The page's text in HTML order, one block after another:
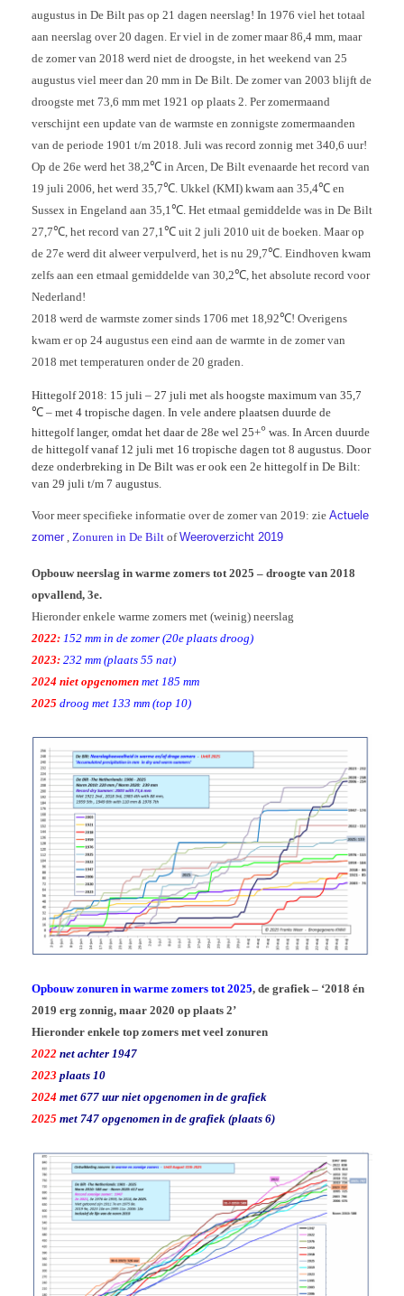
augustus in De Bilt pas op 21 dagen neerslag! In 1976 viel het totaal
aan neerslag over 20 dagen. Er viel in de zomer maar 86,4 mm, maar
de zomer van 2018 werd niet de droogste, in het weekend van 25
augustus viel meer dan 20 mm in De Bilt. De zomer van 2003 blijft de
droogste met 73,6 mm met 1921 op plaats 2. Per zomermaand
verschijnt een update van de warmste en zonnigste zomermaanden
van de periode 1901 t/m 2018. Juli was record zonnig met 340,6 uur!
Op de 26e werd het 38,2℃ in Arcen, De Bilt evenaarde het record van
19 juli 2006, het werd 35,7℃. Ukkel (KMI) kwam aan 35,4℃ en
Sussex in Engeland aan 35,1℃. Het etmaal gemiddelde was in De Bilt
27,7℃, het record van 27,1℃ uit 2 juli 2010 uit de boeken. Maar op
de 27e werd dit alweer verpulverd, het is nu 29,7℃. Eindhoven kwam
zelfs aan een etmaal gemiddelde van 30,2℃, het absolute record voor
Nederland!
2018 werd de warmste zomer sinds 1706 met 18,92℃! Overigens
kwam er op 24 augustus een eind aan de warmte in de zomer van
2018 met temperaturen onder de 20 graden.
Hittegolf 2018: 15 juli – 27 juli met als hoogste maximum van 35,7
℃ – met 4 tropische dagen. In vele andere plaatsen duurde de
hittegolf langer, omdat het daar de 28e wel 25+° was. In Arcen duurde
de hittegolf vanaf 12 juli met 16 tropische dagen tot 8 augustus. Door
deze onderbreking in De Bilt was er ook een 2e hittegolf in De Bilt:
van 29 juli t/m 7 augustus.
Voor meer specifieke informatie over de zomer van 2019: zie Actuele
zomer, Zonuren in De Bilt ofWeeroverzicht 2019
Opbouw neerslag in warme zomers tot 2025 – droogte van 2018
opvallend, 3e.
Hieronder enkele warme zomers met (weinig) neerslag
2022: 152 mm in de zomer (20e plaats droog)
2023: 232 mm (plaats 55 nat)
2024 niet opgenomen met 185 mm
2025 droog met 133 mm (top 10)
Opbouw zonuren in warme zomers tot 2025, de grafiek – ‘2018 én
2019 erg zonnig, maar 2020 op plaats 2’
Hieronder enkele top zomers met veel zonuren
2022 net achter 1947
2023 plaats 10
2024 met 677 uur niet opgenomen in de grafiek
2025 met 747 opgenomen in de grafiek (plaats 6)